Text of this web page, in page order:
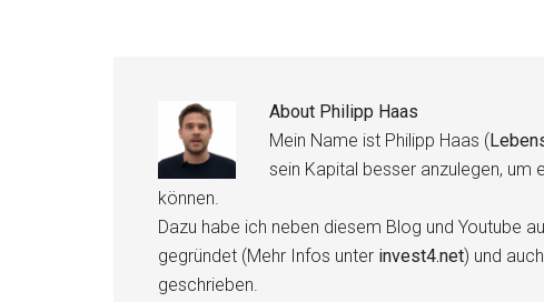
About Philipp Haas
Mein Name ist Philipp Haas (
sein Kapital besser anzulegen, um
können.
Dazu habe ich neben diesem Blog und Youtube
gegründet (Mehr Infos unter invest4.net) und
geschrieben.